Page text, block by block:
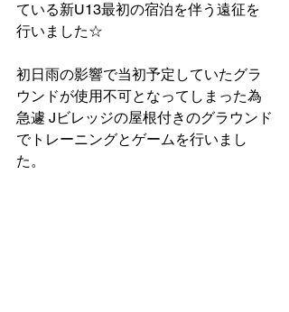
ている新U13最初の宿泊を伴う遠征を
行いました☆
初日雨の影響で当初予定していたグラ
ウンドが使用不可となってしまった為
急遽 Jビレッジの屋根付きのグラウンド
でトレーニングとゲームを行いまし
た。